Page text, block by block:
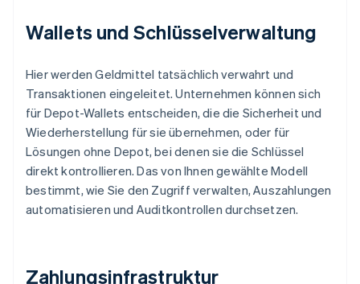
Wallets und Schlüsselverwaltung
Hier werden Geldmittel tatsächlich verwahrt und
Transaktionen eingeleitet. Unternehmen können sich
für Depot-Wallets entscheiden, die die Sicherheit und
Wiederherstellung für sie übernehmen, oder für
Lösungen ohne Depot, bei denen sie die Schlüssel
direkt kontrollieren. Das von Ihnen gewählte Modell
bestimmt, wie Sie den Zugriff verwalten, Auszahlungen
automatisieren und Auditkontrollen durchsetzen.
Zahlungsinfrastruktur